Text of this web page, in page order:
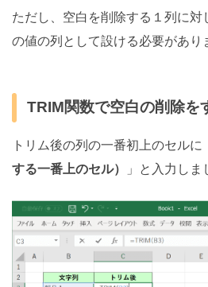
ただし、空白を削除する１列に対
の値の列として設ける必要があり
TRIM関数で空白の削除を
トリム後の列の一番初上のセルに
する一番上のセル）
」と入力しま